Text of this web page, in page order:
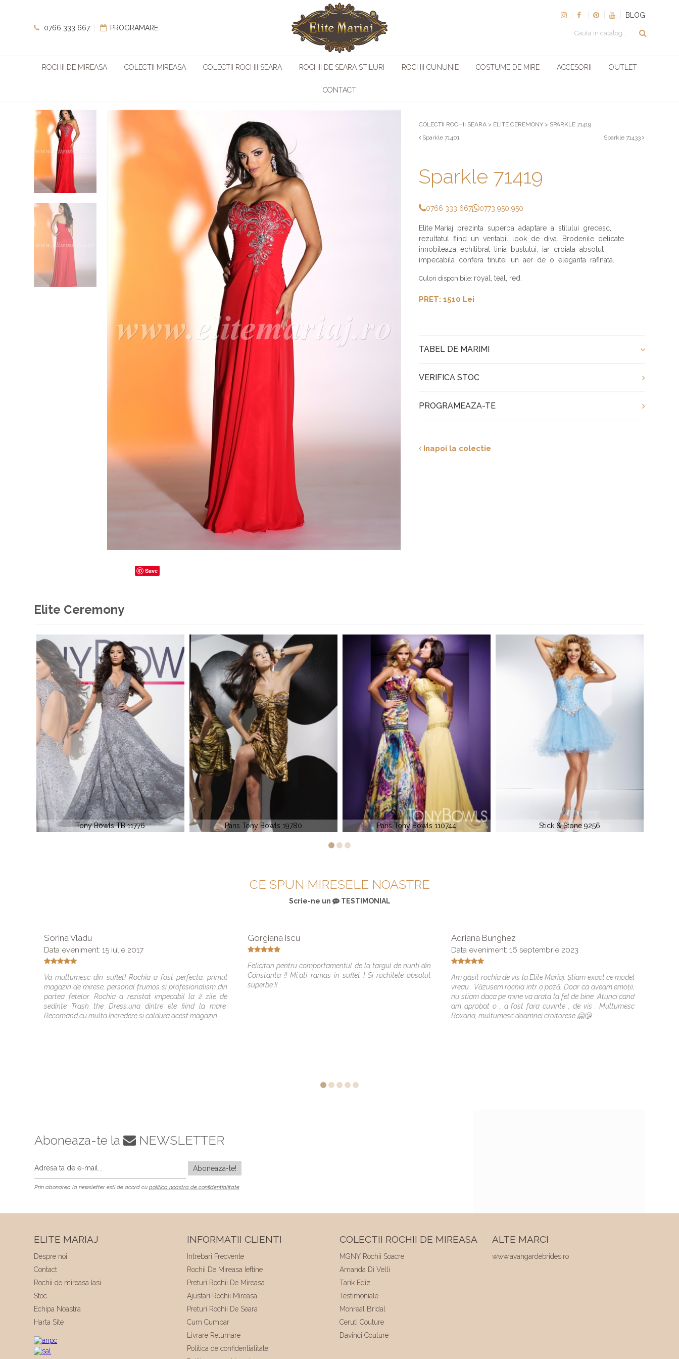
0766 333 667 PROGRAMARE
BLOG
ROCHII DE MIREASA COLECTII MIREASA COLECTII ROCHII SEARA ROCHII DE SEARA STILURI ROCHII CUNUNIE COSTUME DE MIRE ACCESORII OUTLET
CONTACT
COLECTII ROCHII SEARA > ELITE CEREMONY > SPARKLE 71419
Sparkle 71401
Sparkle 71433
Sparkle 71419
0766 333 667 0773 950 950
Elite Mariaj prezinta superba adaptare a stilului grecesc,
rezultatul fiind un veritabil look de diva. Broderiile delicate
innobileaza echilibrat linia bustului, iar croiala absolut
impecabila confera tinutei un aer de o eleganta rafinata.
Culori disponibile: royal, teal, red.
PRET: 1510 Lei
TABEL DE MARIMI
VERIFICA STOC
PROGRAMEAZA-TE
Inapoi la colectie
Save
Elite Ceremony
Paris Tony Bowls 19780 Paris Tony Bowls 110744 Stick & Stone 9256 Tony Bowls TBE1906
CE SPUN MIRESELE NOASTRE
Scrie-ne un TESTIMONIAL
Sorina Vladu
Data eveniment: 15 iulie 2017
Va multumesc din suflet! Rochia a fost perfecta, primul
magazin de mirese, personal frumos si profesionalism din
partea fetelor. Rochia a rezistat impecabil la 2 zile de
sedinte Trash the Dress,una dintre ele fiind la mare.
Recomand cu multa încredere si caldura acest magazin.
Gorgiana Iscu
Felicitari pentru comportamentul de la targul de nunti din
Constanta !! Mi.ati ramas in suflet ! Si rochitele absolut
superbe !!
Adriana Bunghez
Data eveniment: 16 septembrie 2023
Am găsit rochia de vis la Elite Mariaj. Știam exact ce model
vreau . Văzusem rochia intr o poză. Doar ca aveam emoții,
nu stiam daca pe mine va arata la fel de bine. Atunci cand
am aprobat o , a fost fara cuvinte , de vis . Multumesc
Roxana, multumesc doamnei croitorese.🤗😘
Aboneaza-te la NEWSLETTER
Prin abonarea la newsletter esti de acord cu politica noastra de confidentialitate
ELITE MARIAJ
Despre noi
Contact
Rochii de mireasa Iasi
Stoc
Echipa Noastra
Harta Site
INFORMATII CLIENTI
Intrebari Frecvente
Rochii De Mireasa Ieftine
Preturi Rochii De Mireasa
Ajustari Rochii Mireasa
Preturi Rochii De Seara
Cum Cumpar
Livrare Returnare
Politica de confidentialitate
COLECTII ROCHII DE MIREASA
MGNY Rochii Soacre
Amanda Di Velli
Tarik Ediz
Testimoniale
Monreal Bridal
Ceruti Couture
Davinci Couture
ALTE MARCI
www.avangardebrides.ro